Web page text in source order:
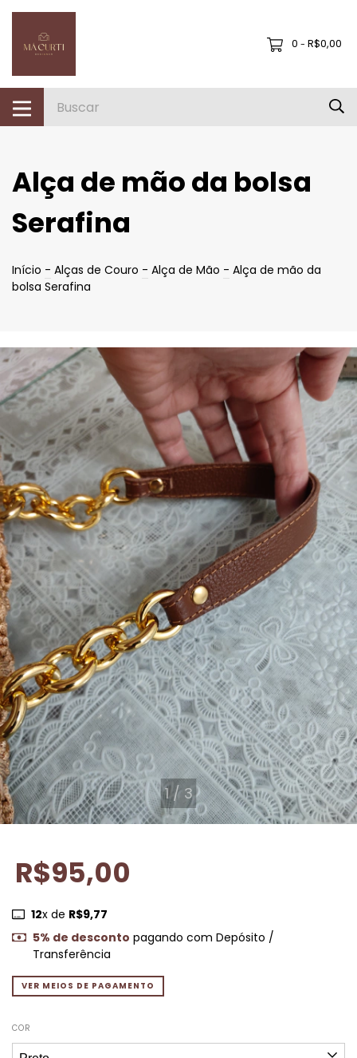
0 - R$0,00
Alça de mão da bolsa
Serafina
Início - Alças de Couro - Alça de Mão - Alça de mão da
bolsa Serafina
1/ 3
R$95,00
12x de R$9,77
5% de desconto pagando com Depósito /
Transferência
VER MEIOS DE PAGAMENTO
COR